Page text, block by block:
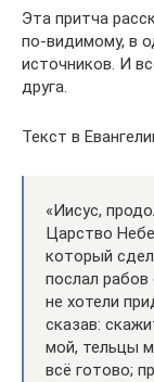
Эта притча
по-видимому, в
источников. И
друга.
Текст в
«Иисус,
Царство
который
послал рабов
не хотели
сказав:
мой, тельцы
всё готово;